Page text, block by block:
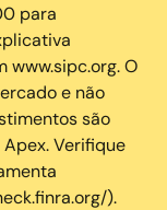
para
www.sipc.org. O
e não
são
Verifique
).